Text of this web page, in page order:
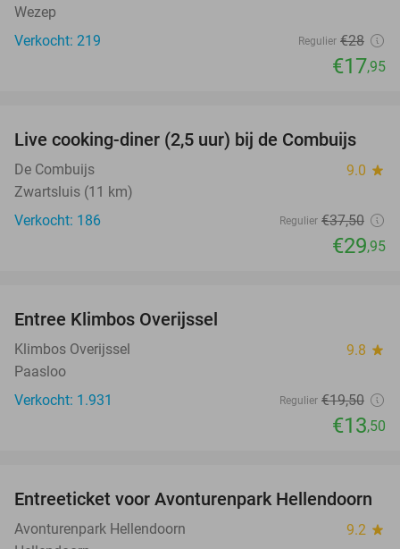
Wezep
Verkocht: 219
Regulier €28
€17,95
20%
Live cooking-diner (2,5 uur) bij de Combuijs
De Combuijs 9.0 star
Zwartsluis (11 km)
Verkocht: 186
Regulier €37,50
€29,95
Entree Klimbos Overijssel
Klimbos Overijssel 9.8 star
Paasloo
Verkocht: 1.931
Regulier €19,50
€13,50
41%
Entreeticket voor Avonturenpark Hellendoorn
Avonturenpark Hellendoorn 9.2 star